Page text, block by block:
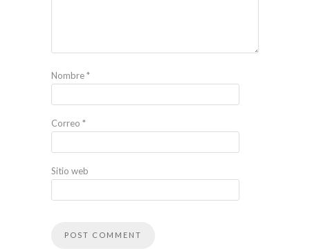
Nombre*
Correo *
Sitio web